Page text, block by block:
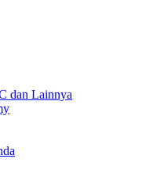
dan Lainnya